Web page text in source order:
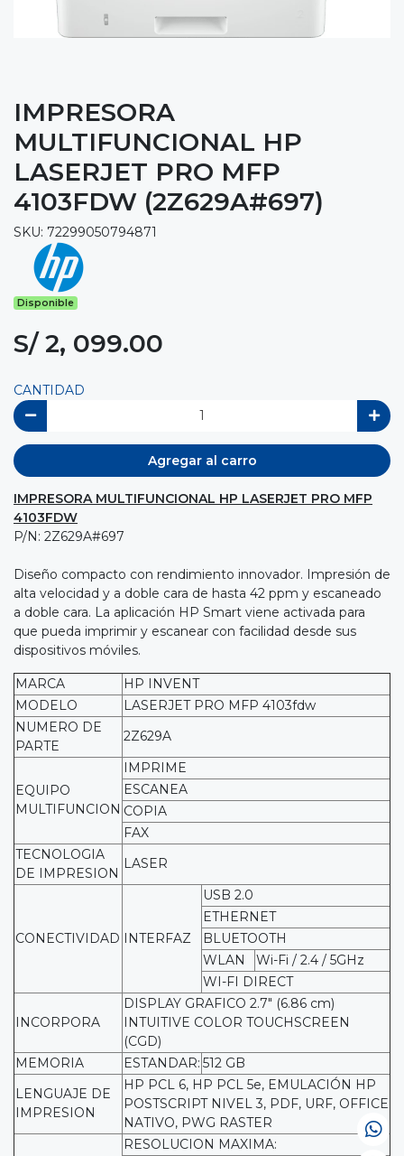
IMPRESORA
MULTIFUNCIONAL HP
LASERJET PRO MFP
4103FDW (2Z629A#697)
SKU: 72299050794871
Disponible
S/ 2, 099.00
CANTIDAD
Agregar al carro
IMPRESORA MULTIFUNCIONAL HP LASERJET PRO MFP
4103FDW
P/N: 2Z629A#697
Diseño compacto con rendimiento innovador. Impresión de
alta velocidad y a doble cara de hasta 42 ppm y escaneado
a doble cara. La aplicación HP Smart viene activada para
que pueda imprimir y escanear con facilidad desde sus
dispositivos móviles.
MARCA
HP INVENT
MODELO
LASERJET PRO MFP 4103fdw
NUMERO DE
PARTE
2Z629A
EQUIPO
MULTIFUNCION
IMPRIME
ESCANEA
COPIA
FAX
TECNOLOGIA
DE IMPRESION
LASER
CONECTIVIDAD INTERFAZ
USB 2.0
ETHERNET
BLUETOOTH
WLAN
Wi-Fi / 2.4 / 5GHz
WI-FI DIRECT
INCORPORA
DISPLAY GRAFICO 2.7" (6.86 cm)
INTUITIVE COLOR TOUCHSCREEN
(CGD)
MEMORIA
ESTANDAR: 512 GB
LENGUAJE DE
IMPRESION
HP PCL 6, HP PCL 5e, EMULACIÓN HP
POSTSCRIPT NIVEL 3, PDF, URF, OFFICE
NATIVO, PWG RASTER
RESOLUCION MAXIMA: